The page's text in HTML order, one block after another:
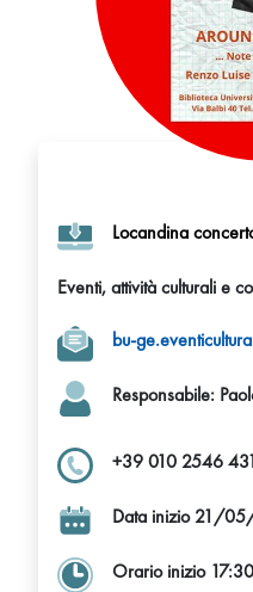
Locandina
Eventi, attività culturali e
bu-
Responsabile:
+39 010 2546 431
Data inizio 21/
Orario inizio 17:30